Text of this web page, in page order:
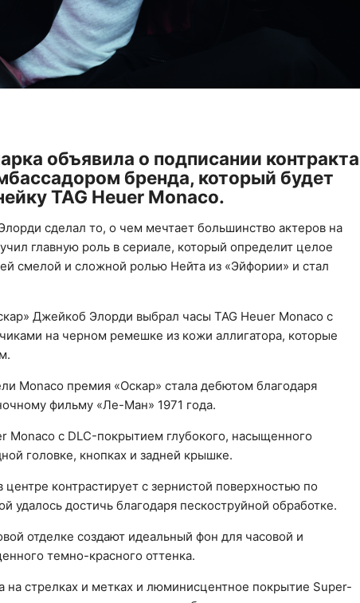
объявила о подписании контракта
бренда, который будет
TAG Heuer Monaco.
сделал то, о чем мечтает большинство актеров на
главную роль в сериале, который определит целое
смелой и сложной ролью Нейта из «Эйфории» и стал
Джейкоб Элорди выбрал часы TAG Heuer Monaco с
на черном ремешке из кожи аллигатора, которые
Monaco премия «Оскар» стала дебютом благодаря
фильму «Ле-Ман» 1971 года.
Monaco с DLC-покрытием глубокого, насыщенного
головке, кнопках и задней крышке.
контрастирует с зернистой поверхностью по
удалось достичь благодаря пескоструйной обработке.
отделке создают идеальный фон для часовой и
темно-красного оттенка.
на стрелках и метках и люминисцентное покрытие Super-